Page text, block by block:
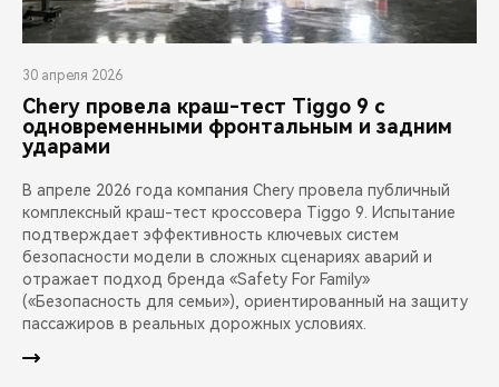
30 апреля 2026
Chery провела краш-тест Tiggo 9 с
одновременными фронтальным и задним
ударами
В апреле 2026 года компания Chery провела публичный
комплексный краш-тест кроссовера Tiggo 9. Испытание
подтверждает эффективность ключевых систем
безопасности модели в сложных сценариях аварий и
отражает подход бренда «Safety For Family»
(«Безопасность для семьи»), ориентированный на защиту
пассажиров в реальных дорожных условиях.